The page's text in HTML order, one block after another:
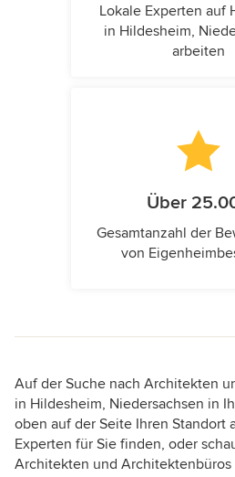
Lokale Experten auf
in Hildesheim,
arbeiten
Über
Gesamtanzahl der
von
Auf der Suche nach Architekten
in Hildesheim, Niedersachsen in
oben auf der Seite Ihren Standort
Experten für Sie finden, oder
Architekten und Architektenbüros